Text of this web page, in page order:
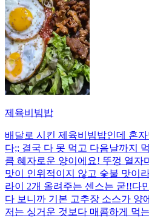
제육비빔밥
배달로 시킨 제육비빔밥인데 혼
다;; 결국 다 못 먹고 다음날까지
큼 혜자로운 양이에요! 뚜껑 열자
맛이 인위적이지 않고 숯불 맛이
라이 2개 올려주는 센스는 굳!! ​다
다 보니까 기본 고추장 소스가 양
저는 싱거운 것보다 매콤하게 먹